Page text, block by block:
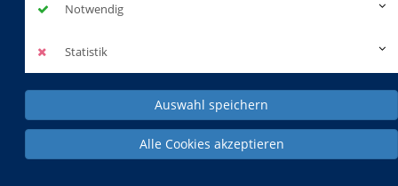
Notwendig
Statistik
Auswahl speichern
Alle Cookies akzeptieren